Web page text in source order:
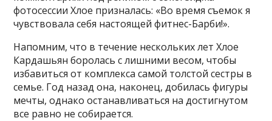
фотосессии Хлое призналась: «Во время съемок я
чувствовала себя настоящей фитнес-Барби!».
Напомним, что в течение нескольких лет Хлое
Кардашьян боролась с лишними весом, чтобы
избавиться от комплекса самой толстой сестры в
семье. Год назад она, наконец, добилась фигуры
мечты, однако останавливаться на достигнутом
все равно не собирается.